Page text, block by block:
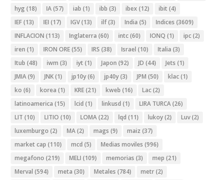
hyg (18) IA(57) iab (1) ibb (3) ibex (12) ibit (4)
IEF(13) IEI (17) IGV(13) ilf(3) India (5) Indices (3609)
INFLACION (113) Inglaterra (60) intc(60) IONQ (1) ipc(2)
iren (1) IRON ORE(55) IRS (38) Israel (10) Italia (3)
Itub (48) iwm (3) iyt (1) Japon (92) JD (44) Jets (1)
JMIA(9) JNK(1) jp10y(6) jp40y(3) JPM (50) klac(1)
ko (6) korea (1) KRE(21) kweb (16) Lac(2)
latinoamerica (15) lcid (1) linkusd (1) LIRA TURCA(26)
LIT (10) LITIO (10) LOMA(22) lqd (11) lukoy(2) Luv(2)
luxemburgo (2) MA(2) mags (9) maiz (37)
market cap (110) mcd (5) Medias moviles (996)
megafono (219) MELI (109) memorias (3) mep (21)
Merval (594) meta (30) Metales (784) metr(2)